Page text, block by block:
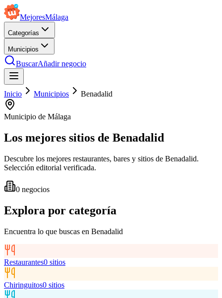
MejoresMálaga
Categorías
Municipios
BuscarAñadir negocio
Inicio Municipios Benadalid
Municipio de Málaga
Los mejores sitios de Benadalid
Descubre los mejores restaurantes, bares y sitios de Benadalid.
Selección editorial verificada.
0 negocios
Explora por categoría
Encuentra lo que buscas en Benadalid
Restaurantes0 sitios
Chiringuitos0 sitios